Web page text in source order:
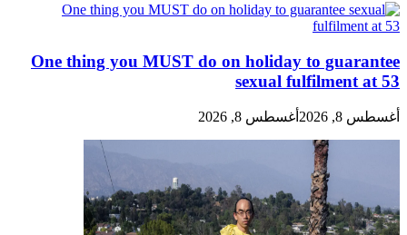
One thing you MUST do on holiday to guarantee
sexual fulfilment at 53
أغسطس 8, 2026 أغسطس 8, 2026